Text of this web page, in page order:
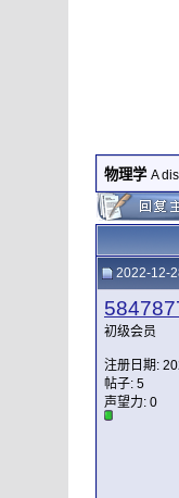
物理学 A
2022-12-
初级会员
注册日期:
帖子: 5
声望力: 0